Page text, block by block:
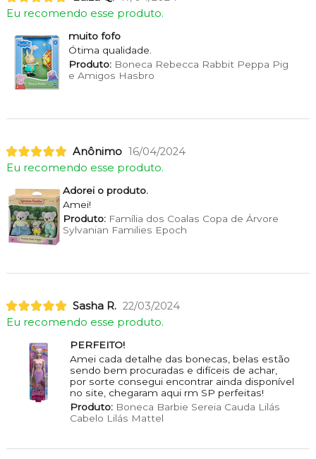
Eu recomendo esse produto.
muito fofo
Ótima qualidade.
Produto:Boneca Rebecca Rabbit Peppa Pig
e Amigos Hasbro
Anônimo 16/04/2024
Eu recomendo esse produto.
Adorei o produto.
Amei!
Produto:Família dos Coalas Copa de Árvore
Sylvanian Families Epoch
Sasha R. 22/03/2024
Eu recomendo esse produto.
PERFEITO!
Amei cada detalhe das bonecas, belas estão
sendo bem procuradas e difíceis de achar,
por sorte consegui encontrar ainda disponível
no site, chegaram aqui rm SP perfeitas!
Produto:Boneca Barbie Sereia Cauda Lilás
Cabelo Lilás Mattel